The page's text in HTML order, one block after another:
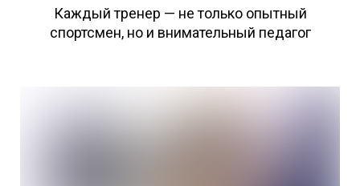
Каждый тренер — не только опытный
спортсмен, но и внимательный педагог